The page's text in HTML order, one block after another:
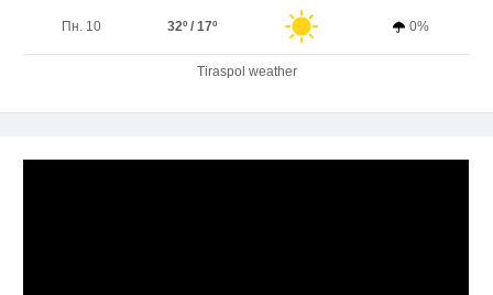
Пн. 10 32º / 17º 0%
Tiraspol weather